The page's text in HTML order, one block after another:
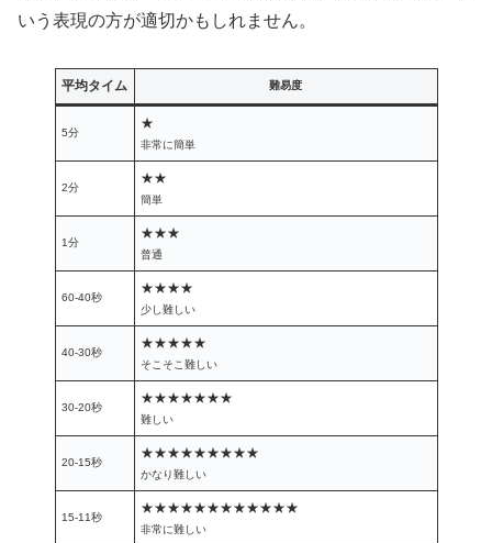
いう表現の方が適切かもしれません。
平均タイム 難易度
5分
★
非常に簡単
2分
★★
簡単
1分
★★★
普通
60-40秒
★★★★
少し難しい
40-30秒
★★★★★
そこそこ難しい
30-20秒
★★★★★★★
難しい
20-15秒
★★★★★★★★★
かなり難しい
15-11秒
★★★★★★★★★★★★
非常に難しい